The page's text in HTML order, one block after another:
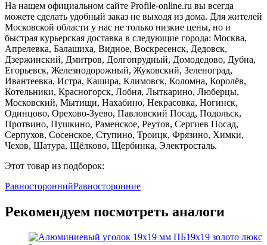
На нашем официальном сайте Profile-online.ru вы всегда
можете сделать удобный заказ не выходя из дома. Для жителей
Московской области у нас не только низкие цены, но и
быстрая курьерская доставка в следующие города: Москва,
Апрелевка, Балашиха, Видное, Воскресенск, Дедовск,
Дзержинский, Дмитров, Долгопрудный, Домодедово, Дубна,
Егорьевск, Железнодорожный, Жуковский, Зеленоград,
Ивантеевка, Истра, Кашира, Климовск, Коломна, Королёв,
Котельники, Красногорск, Лобня, Лыткарино, Люберцы,
Московский, Мытищи, Нахабино, Некрасовка, Ногинск,
Одинцово, Орехово-Зуево, Павловский Посад, Подольск,
Протвино, Пушкино, Раменское, Реутов, Сергиев Посад,
Серпухов, Сосенское, Ступино, Троицк, Фрязино, Химки,
Чехов, Шатура, Щёлково, Щербинка, Электросталь.
Этот товар из подборок:
РавностороннийРавносторонние
Рекомендуем посмотреть аналоги